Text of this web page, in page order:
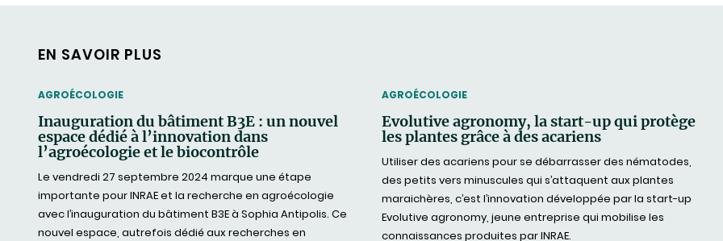
EN SAVOIR PLUS
THEMATIC
AGROÉCOLOGIE
Inauguration du bâtiment B3E : un nouvel
espace dédié à l’innovation dans
l’agroécologie et le biocontrôle
Le vendredi 27 septembre 2024 marque une étape
importante pour INRAE et la recherche en agroécologie
avec l’inauguration du bâtiment B3E à Sophia Antipolis. Ce
nouvel espace, autrefois dédié aux recherches en
THEMATIC
AGROÉCOLOGIE
Evolutive agronomy, la start-up qui protège
les plantes grâce à des acariens
Utiliser des acariens pour se débarrasser des nématodes,
des petits vers minuscules qui s’attaquent aux plantes
maraichères, c’est l’innovation développée par la start-up
Evolutive agronomy, jeune entreprise qui mobilise les
connaissances produites par INRAE.